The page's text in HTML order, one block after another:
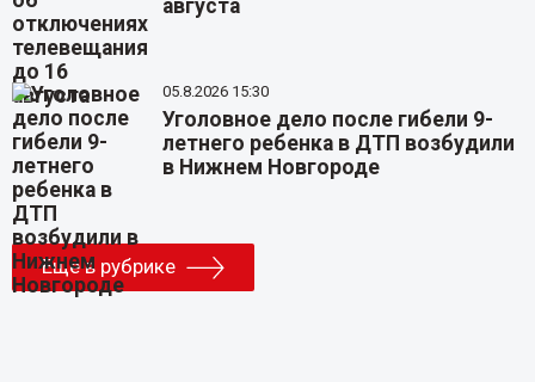
августа
05.8.2026 15:30
Уголовное дело после гибели 9-
летнего ребенка в ДТП возбудили
в Нижнем Новгороде
Еще в рубрике